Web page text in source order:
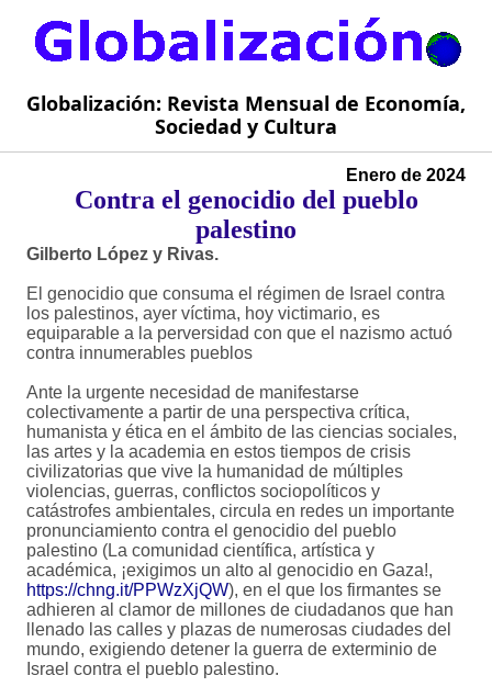
Globalización: Revista Mensual de Economía,
Sociedad y Cultura
Enero de 2024
Contra el genocidio del pueblo
palestino
Gilberto López y Rivas.
El genocidio que consuma el régimen de Israel contra
los palestinos, ayer víctima, hoy victimario, es
equiparable a la perversidad con que el nazismo actuó
contra innumerables pueblos
Ante la urgente necesidad de manifestarse
colectivamente a partir de una perspectiva crítica,
humanista y ética en el ámbito de las ciencias sociales,
las artes y la academia en estos tiempos de crisis
civilizatorias que vive la humanidad de múltiples
violencias, guerras, conflictos sociopolíticos y
catástrofes ambientales, circula en redes un importante
pronunciamiento contra el genocidio del pueblo
palestino (La comunidad científica, artística y
académica, ¡exigimos un alto al genocidio en Gaza!,
https://chng.it/PPWzXjQW), en el que los firmantes se
adhieren al clamor de millones de ciudadanos que han
llenado las calles y plazas de numerosas ciudades del
mundo, exigiendo detener la guerra de exterminio de
Israel contra el pueblo palestino.